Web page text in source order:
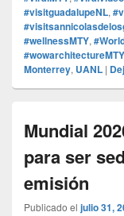
#visitguadalupeNL,
#wellnessMTY,
#wowarchitectureMTY
Monterrey, UANL |
Mundial
para ser
emisión
Publicado el julio 31,